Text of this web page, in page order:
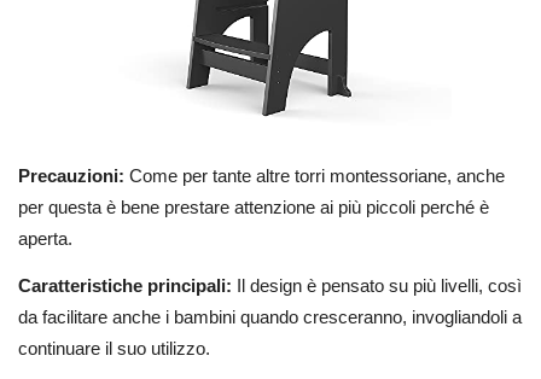
Precauzioni: Come per tante altre torri montessoriane, anche
per questa è bene prestare attenzione ai più piccoli perché è
aperta.
Caratteristiche principali: Il design è pensato su più livelli, così
da facilitare anche i bambini quando cresceranno, invogliandoli a
continuare il suo utilizzo.